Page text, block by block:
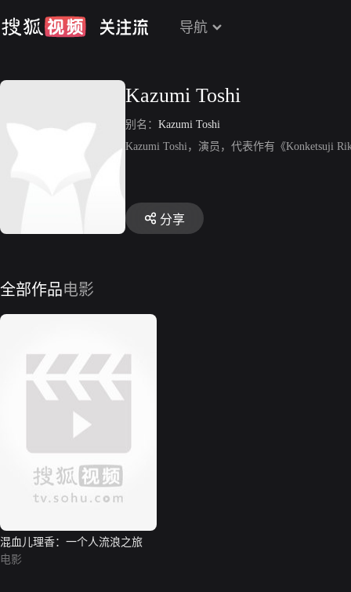
导航
Kazumi Toshi
别名： Kazumi Toshi
Kazumi Toshi，演员，代表作有《Konketsuji
分享
全部作品电影
混血儿理香：一个人流浪之旅
电影